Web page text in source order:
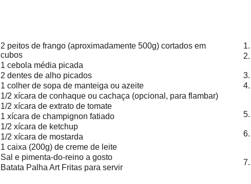
2 peitos de frango (aproximadamente 500g) cortados em
cubos
1 cebola média picada
2 dentes de alho picados
1 colher de sopa de manteiga ou azeite
1/2 xícara de conhaque ou cachaça (opcional, para flambar)
1/2 xícara de extrato de tomate
1 xícara de champignon fatiado
1/2 xícara de ketchup
1/2 xícara de mostarda
1 caixa (200g) de creme de leite
Sal e pimenta-do-reino a gosto
Batata Palha Art Fritas para servir